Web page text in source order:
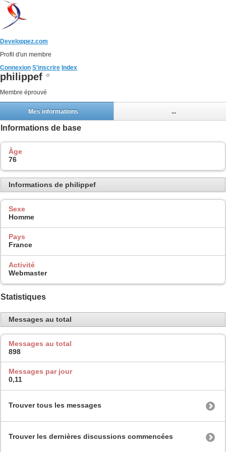
Developpez.com
Profil d'un membre
Connexion S'inscrire Index
philippef
Membre éprouvé
Mes informations ...
Informations de base
Âge
76
Informations de philippef
Sexe
Homme
Pays
France
Activité
Webmaster
Statistiques
Messages au total
Messages au total
898
Messages par jour
0,11
Trouver tous les messages
Trouver les dernières discussions commencées